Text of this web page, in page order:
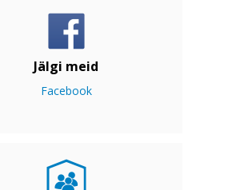
Jälgi meid
Facebook